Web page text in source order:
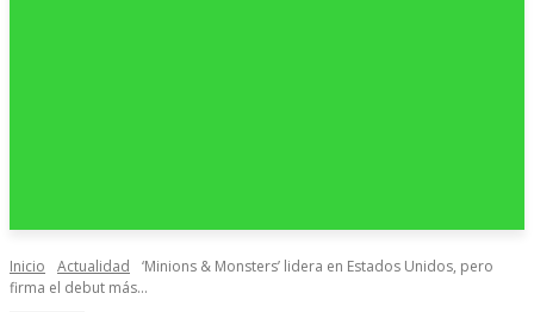
Inicio Actualidad
‘Minions & Monsters’ lidera en Estados Unidos, pero
firma el debut más...